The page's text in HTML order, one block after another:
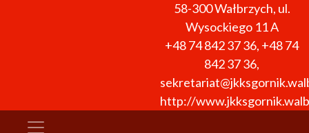
58-300Wałbrzych, ul.
Wysockiego 11 A
+48 74 842 37 36, +48 74
842 37 36,
http://